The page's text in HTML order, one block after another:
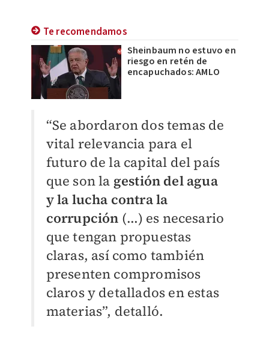
Te recomendamos
Sheinbaum no estuvo en
riesgo en retén de
encapuchados: AMLO
“Se abordaron dos temas de
vital relevancia para el
futuro de la capital del país
que son la gestión del agua
y la lucha contra la
corrupción (...) es necesario
que tengan propuestas
claras, así como también
presenten compromisos
claros y detallados en estas
materias”, detalló.